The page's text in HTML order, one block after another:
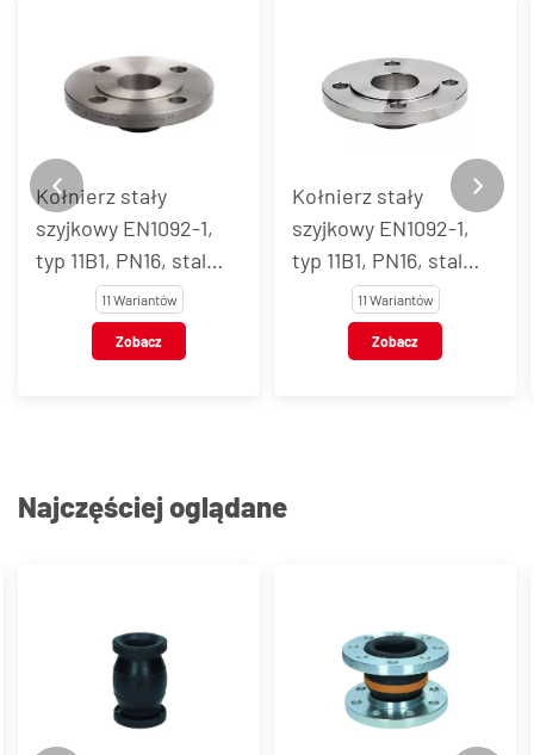
Kołnierz stały
szyjkowy EN1092-1,
typ 11B1, PN16, stal
węglowa11 Wariantów
Zobacz
Kołnierz stały
szyjkowy EN1092-1,
typ 11B1, PN16, stal
AISI 30411 Wariantów
Zobacz
Najczęściej oglądane